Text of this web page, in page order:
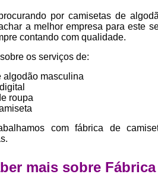
por camisetas de
a melhor empresa para este
contando com qualidade.
os serviços de:
algodão masculina
roupa
com fábrica de
mais sobre